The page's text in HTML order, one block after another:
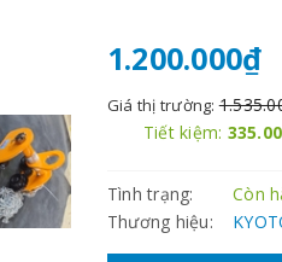
1.200.000₫
Giá thị trường:
Tiết kiệm:
Tình trạng:
Còn
Thương hiệu: